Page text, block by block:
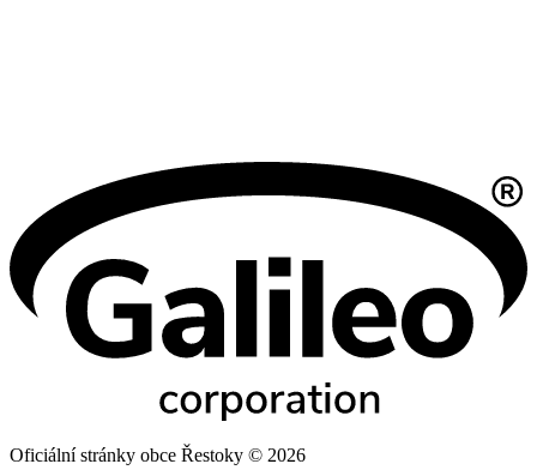
Oficiální stránky obce Řestoky © 2026